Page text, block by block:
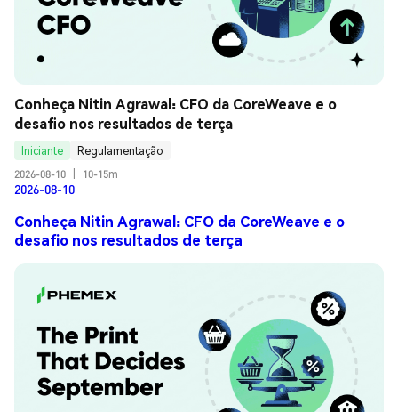
Conheça Nitin Agrawal: CFO da CoreWeave e o
desafio nos resultados de terça
Iniciante
Regulamentação
2026-08-10
10-15m
2026-08-10
Conheça Nitin Agrawal: CFO da CoreWeave e o
desafio nos resultados de terça